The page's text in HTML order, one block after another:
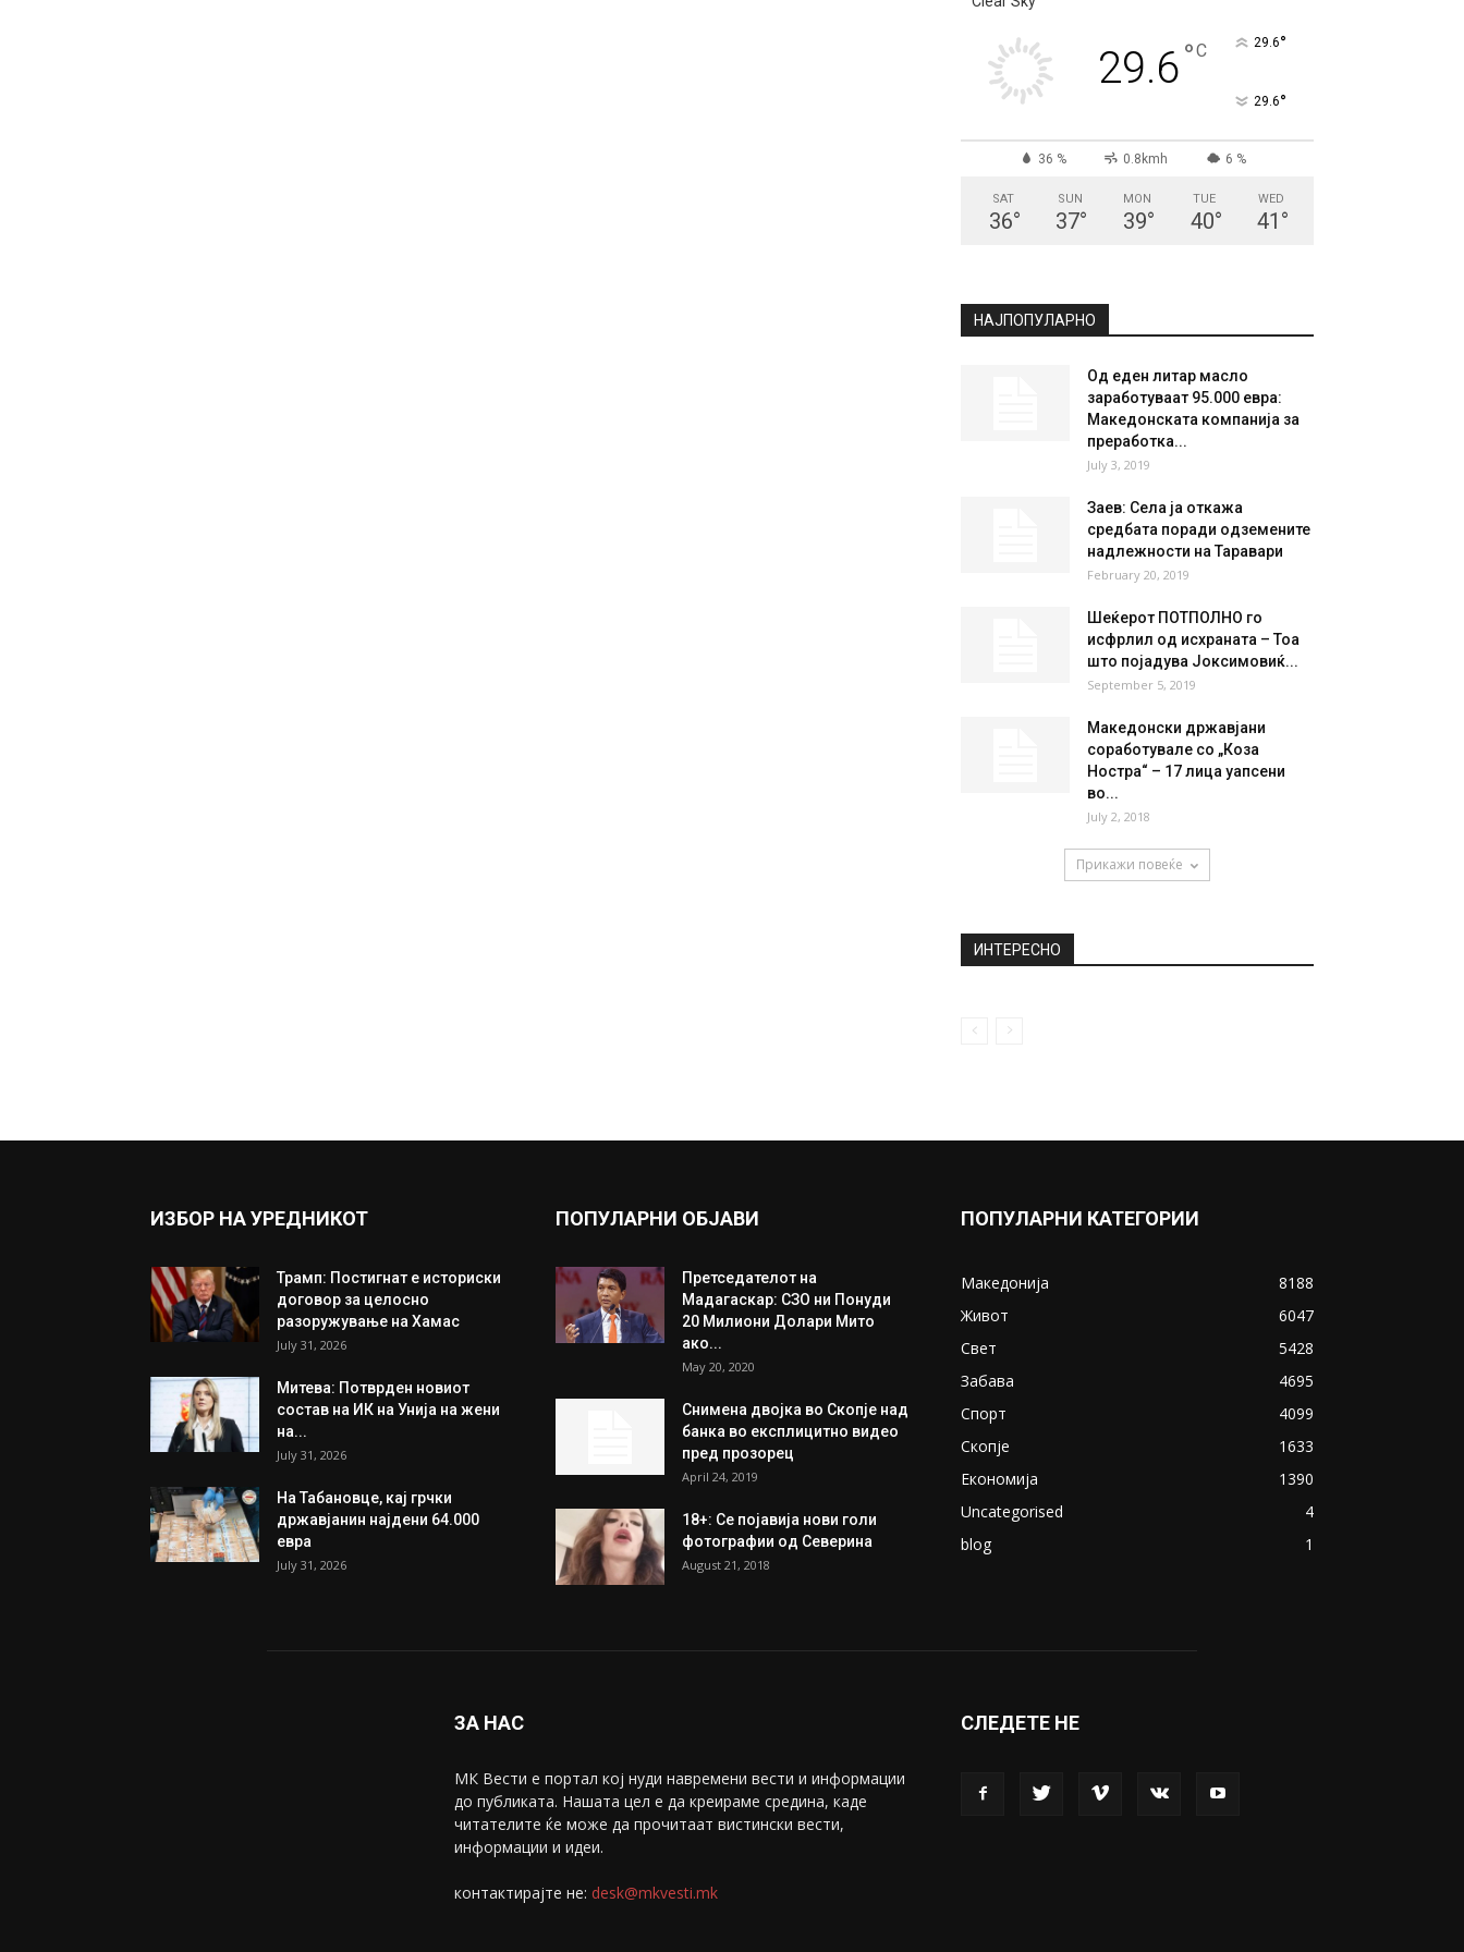
29.6°C 29.6°
29.6°
36 % 0.8kmh 6 %
SAT
36°
SUN
37°
MON
39°
TUE
40°
WED
41 °
НАЈПОПУЛАРНО
Oд еден литар масло
заработуваат 95.000 евра:
Македонската компанија за
преработка...
July 3, 2019
Заев: Села ја откажа
средбата поради одземените
надлежности на Таравари
February 20, 2019
Шеќерот ПОТПОЛНО го
исфрлил од исхраната – Тоа
што појадува Јоксимовиќ...
September 5, 2019
Македонски државјани
соработувале со „Коза
Ностра“ – 17 лица уапсени
во...
July 2, 2018
Прикажи повеќе
ИНТЕРЕСНО
ИЗБОР НА УРЕДНИКОТ
Трамп: Постигнат е историски
договор за целосно
разоружување на Хамас
July 31, 2026
Митева: Потврден новиот
состав на ИК на Унија на жени
на...
July 31, 2026
На Табановце, кај грчки
државјанин најдени 64.000
евра
July 31, 2026
ПОПУЛАРНИ ОБЈАВИ
Претседателот на
Мадагаскар: СЗО ни Понуди
20 Милиони Долари Мито
ако...
May 20, 2020
Снимена двојка во Скопје над
банка во експлицитно видео
пред прозорец
April 24, 2019
18+: Се појавија нови голи
фотографии од Северина
August 21, 2018
ПОПУЛАРНИ КАТЕГОРИИ
Македонија
8188
Живот
6047
Свет
5428
Забава
4695
Спорт
4099
Скопје
1633
Економија
1390
Uncategorised
4
blog
1
ЗА НАС
МК Вести е портал коj нуди навремени вести и информации
до публиката. Нашата цел е да креираме средина, каде
читателите ќе може да прочитаат вистински вести,
информации и идеи.
контактирајте не: desk@mkvesti.mk
СЛЕДЕТЕ НЕ